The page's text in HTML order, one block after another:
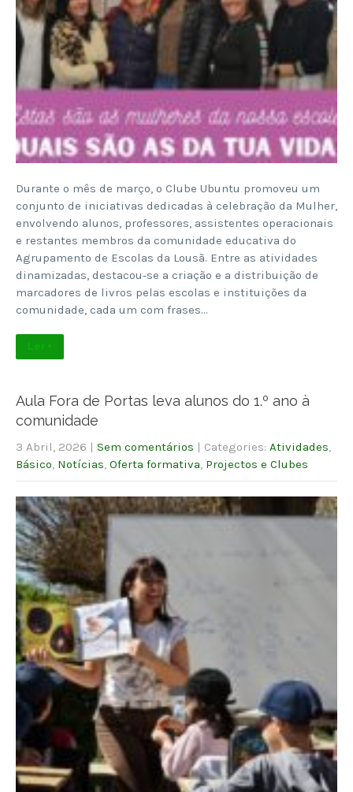
Durante o mês de março, o Clube Ubuntu promoveu um
conjunto de iniciativas dedicadas à celebração da Mulher,
envolvendo alunos, professores, assistentes operacionais
e restantes membros da comunidade educativa do
Agrupamento de Escolas da Lousã. Entre as atividades
dinamizadas, destacou‑se a criação e a distribuição de
marcadores de livros pelas escolas e instituições da
comunidade, cada um com frases…
Ler +
Aula Fora de Portas leva alunos do 1.º ano à
comunidade
3 Abril, 2026 | Sem comentários | Categories: Atividades
Básico Notícias Oferta formativa Projectos e Clubes